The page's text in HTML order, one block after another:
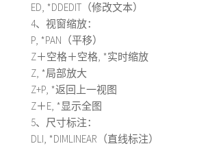
ED, *DDEDIT（修改文本）
4、视窗缩放：
P, *PAN（平移）
Z＋空格＋空格, *实时缩放
Z, *局部放大
Z+P, *返回上一视图
Z＋E, *显示全图
5、尺寸标注：
DLI, *DIMLINEAR（直线标注）